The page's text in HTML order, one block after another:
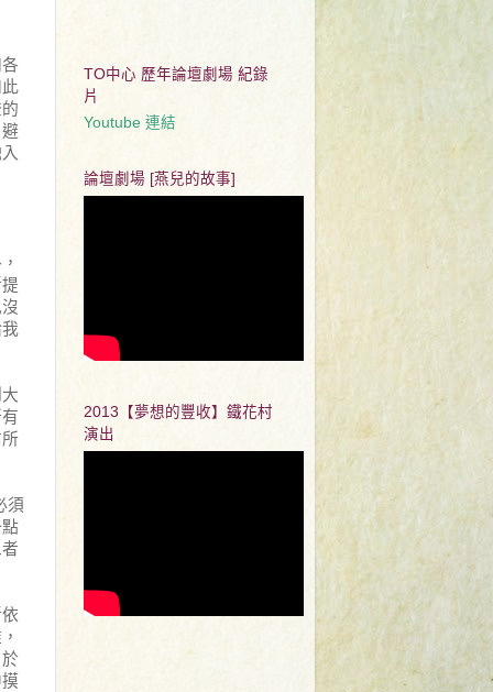
須
TO中心 歷年論壇劇場 紀錄
片
Youtube 連結
論壇劇場 [燕兒的故事]
2013【夢想的豐收】鐵花村
演出